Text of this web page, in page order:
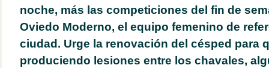
noche, más las competiciones del fin de
Oviedo Moderno, el equipo femenino de
ciudad. Urge la renovación del césped para
produciendo lesiones entre los chavales,